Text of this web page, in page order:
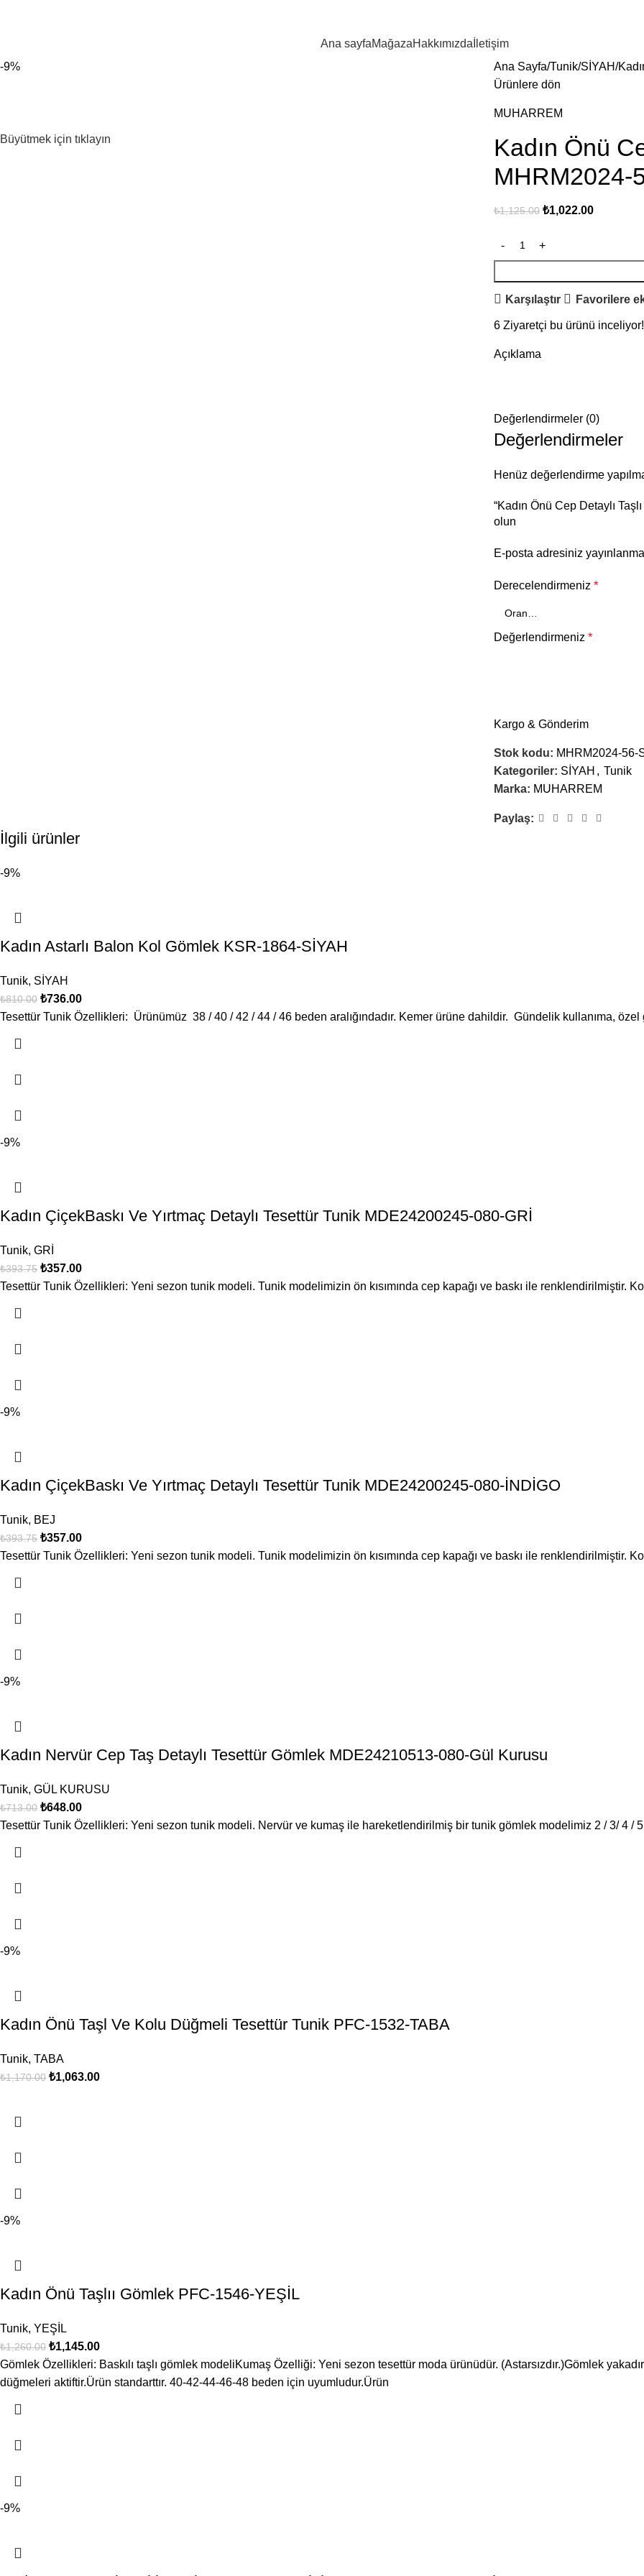
Ana sayfaMağazaHakkımızda İletişim
-9%
Büyütmek için tıklayın
Ana Sayfa Tunik SİYAH
Ürünlere dön
MUHARREM
Kadın Önü
MHRM2024-
₺1,125.00 ₺1,022.00
Karşılaştır Favorilere
6 Ziyaretçi bu ürünü inceliyor!
Açıklama
Değerlendirmeler (0)
Değerlendirmeler
Henüz değerlendirme
“Kadın Önü Cep Detaylı
olun
E-posta adresiniz
Derecelendirmeniz *
Değerlendirmeniz *
Kargo & Gönderim
Stok kodu: MHRM2024-56-
Kategoriler: SİYAH , Tunik
Marka: MUHARREM
Paylaş:
İlgili ürünler
-9%
Kadın Astarlı Balon Kol Gömlek KSR-1864-SİYAH
Tunik, SİYAH
₺810.00 ₺736.00
Tesettür Tunik Özellikleri: Ürünümüz 38 / 40 / 42 / 44 / 46 beden aralığındadır. Kemer ürüne dahildir. Gündelik kullanıma,
-9%
Kadın ÇiçekBaskı Ve Yırtmaç Detaylı Tesettür Tunik MDE24200245-080-GRİ
Tunik, GRİ
₺393.75 ₺357.00
Tesettür Tunik Özellikleri: Yeni sezon tunik modeli. Tunik modelimizin ön kısımında cep kapağı ve baskı ile renklendirilmiştir.
-9%
Kadın ÇiçekBaskı Ve Yırtmaç Detaylı Tesettür Tunik MDE24200245-080-İNDİGO
Tunik, BEJ
₺393.75 ₺357.00
Tesettür Tunik Özellikleri: Yeni sezon tunik modeli. Tunik modelimizin ön kısımında cep kapağı ve baskı ile renklendirilmiştir.
-9%
Kadın Nervür Cep Taş Detaylı Tesettür Gömlek MDE24210513-080-Gül Kurusu
Tunik, GÜL KURUSU
₺713.00 ₺648.00
Tesettür Tunik Özellikleri: Yeni sezon tunik modeli. Nervür ve kumaş ile hareketlendirilmiş bir tunik gömlek modelimiz 2 / 3/ 4 /
-9%
Kadın Önü Taşl Ve Kolu Düğmeli Tesettür Tunik PFC-1532-TABA
Tunik, TABA
₺1,170.00 ₺1,063.00
-9%
Kadın Önü Taşlıı Gömlek PFC-1546-YEŞİL
Tunik, YEŞİL
₺1,260.00 ₺1,145.00
Gömlek Özellikleri: Baskılı taşlı gömlek modeliKumaş Özelliği: Yeni sezon tesettür moda ürünüdür. (Astarsızdır.)Gömlek
düğmeleri aktiftir.Ürün standarttır. 40-42-44-46-48 beden için uyumludur.Ürün
-9%